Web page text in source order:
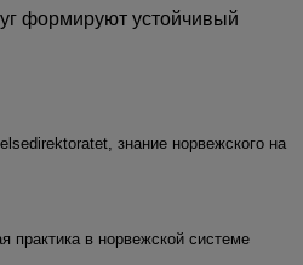
формируют устойчивый
знание норвежского на
практика в норвежской системе